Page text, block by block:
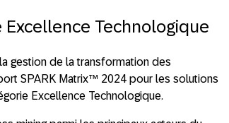
Excellence Technologique
gestion de la transformation des
SPARK Matrix™ 2024 pour les solutions
Excellence Technologique.